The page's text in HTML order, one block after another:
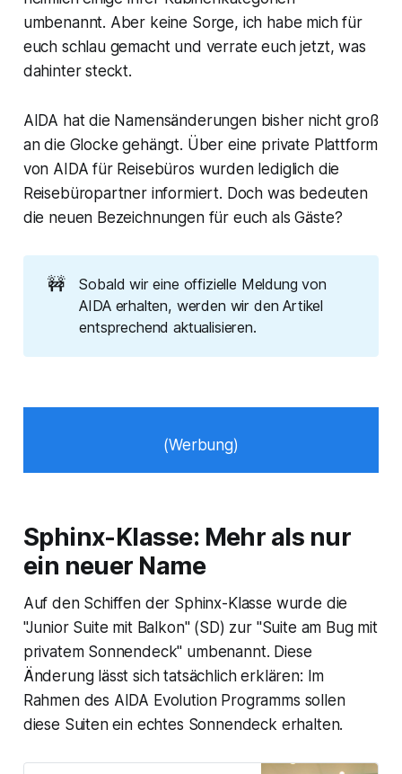
umbenannt. Aber keine Sorge, ich habe mich für
euch schlau gemacht und verrate euch jetzt, was
dahinter steckt.
AIDA hat die Namensänderungen bisher nicht groß
an die Glocke gehängt. Über eine private Plattform
von AIDA für Reisebüros wurden lediglich die
Reisebüropartner informiert. Doch was bedeuten
die neuen Bezeichnungen für euch als Gäste?
🚧
Sobald wir eine offizielle Meldung von
AIDA erhalten, werden wir den Artikel
entsprechend aktualisieren.
(Werbung)
Sphinx-Klasse: Mehr als nur
ein neuer Name
Auf den Schiffen der Sphinx-Klasse wurde die
"Junior Suite mit Balkon" (SD) zur "Suite am Bug mit
privatem Sonnendeck" umbenannt. Diese
Änderung lässt sich tatsächlich erklären: Im
Rahmen des AIDA Evolution Programms sollen
diese Suiten ein echtes Sonnendeck erhalten.